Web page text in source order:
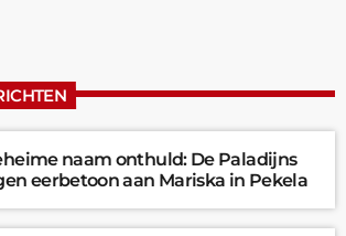
naam onthuld: De Paladijns
eerbetoon aan Mariska in Pekela